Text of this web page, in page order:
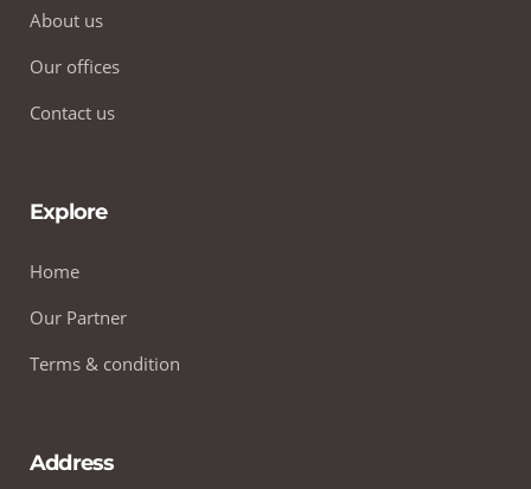
About us
Our offices
Contact us
Explore
Home
Our Partner
Terms & condition
Address